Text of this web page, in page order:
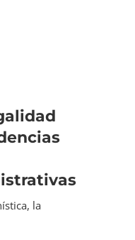
la